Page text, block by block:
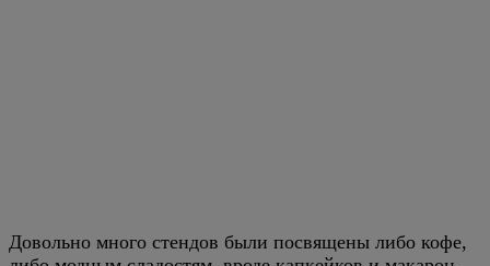
Довольно много стендов были посвящены либо кофе,